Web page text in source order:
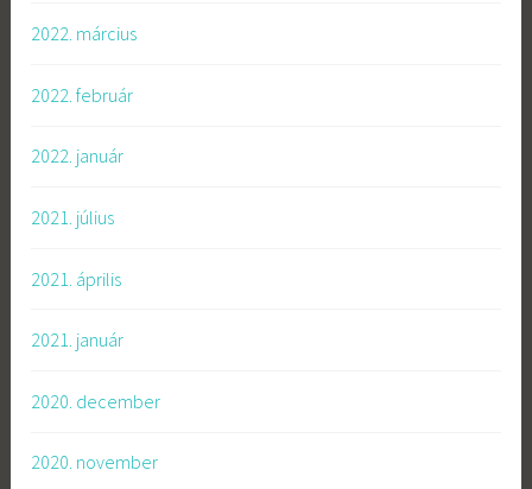
2022. március
2022. február
2022. január
2021. július
2021. április
2021. január
2020. december
2020. november